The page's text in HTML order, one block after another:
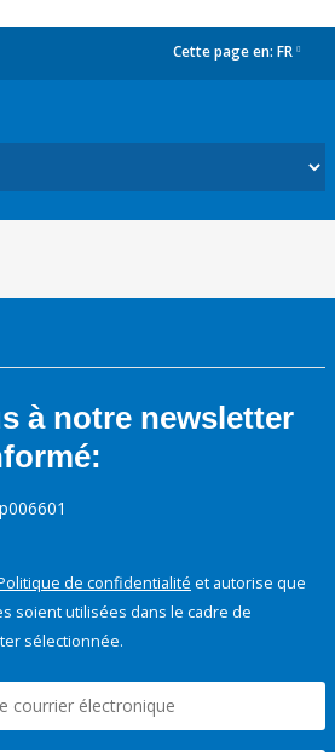
Cette page en: FR
à notre newsletter
de confidentialité et autorise que
soient utilisées dans le cadre de
sélectionnée.